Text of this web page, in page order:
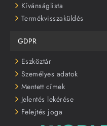
Kívánságlista
Termékvisszaküldés
GDPR
Eszköztár
Személyes adatok
Mentett címek
Jelentés lekérése
Felejtés joga